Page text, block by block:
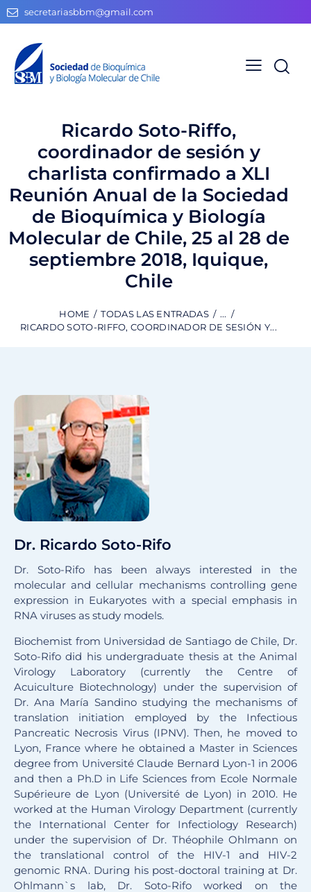
secretariasbbm@gmail.com
Ricardo Soto-Riffo,
coordinador de sesión y
charlista confirmado a XLI
Reunión Anual de la Sociedad
de Bioquímica y Biología
Molecular de Chile, 25 al 28 de
septiembre 2018, Iquique,
Chile
HOME TODAS LAS ENTRADAS
...
RICARDO SOTO-RIFFO, COORDINADOR DE SESIÓN Y...
Dr. Ricardo Soto-Rifo
Dr. Soto-Rifo has been always interested in the
molecular and cellular mechanisms controlling gene
expression in Eukaryotes with a special emphasis in
RNA viruses as study models.
Biochemist from Universidad de Santiago de Chile, Dr.
Soto-Rifo did his undergraduate thesis at the Animal
Virology Laboratory (currently the Centre of
Acuiculture Biotechnology) under the supervision of
Dr. Ana María Sandino studying the mechanisms of
translation initiation employed by the Infectious
Pancreatic Necrosis Virus (IPNV). Then, he moved to
Lyon, France where he obtained a Master in Sciences
degree from Université Claude Bernard Lyon-1 in 2006
and then a Ph.D in Life Sciences from Ecole Normale
Supérieure de Lyon (Université de Lyon) in 2010. He
worked at the Human Virology Department (currently
the International Center for Infectiology Research)
under the supervision of Dr. Théophile Ohlmann on
the translational control of the HIV-1 and HIV-2
genomic RNA. During his post-doctoral training at Dr.
Ohlmann`s lab, Dr. Soto-Rifo worked on the